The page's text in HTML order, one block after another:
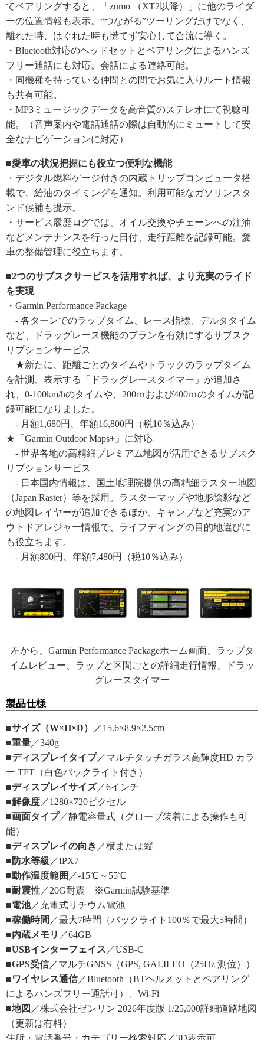
てペアリングすると、「zumo （XT2以降）」に他のライダ
ーの位置情報も表示。“つながる”ツーリングだけでなく、
離れた時、はぐれた時も慌てず安心して合流に導く。
・Bluetooth対応のヘッドセットとペアリングによるハンズ
フリー通話にも対応。会話による連絡可能。
・同機種を持っている仲間との間でお気に入りルート情報
も共有可能。
・MP3ミュージックデータを高音質のステレオにて視聴可
能。（音声案内や電話通話の際は自動的にミュートして安
全なナビゲーションに対応）
■愛車の状況把握にも役立つ便利な機能
・デジタル燃料ゲージ付きの内蔵トリップコンピュータ搭
載で、給油のタイミングを通知。利用可能なガソリンスタ
ンド候補も提示。
・サービス履歴ログでは、オイル交換やチェーンへの注油
などメンテナンスを行った日付、走行距離を記録可能。愛
車の整備管理に役立ちます。
■2つのサブスクサービスを活用すれば、より充実のライド
を実現
・Garmin Performance Package
- 各ターンでのラップタイム、レース指標、デルタタイム
など、ドラッグレース機能のプランを有効にするサブスク
リプションサービス
★新たに、距離ごとのタイムやトラックのラップタイム
を計測、表示する「ドラッグレースタイマー」が追加さ
れ、0-100km/hのタイムや、200ｍおよび400ｍのタイムが記
録可能になりました。
- 月額1,680円、年額16,800円（税10％込み）
★「Garmin Outdoor Maps+」に対応
- 世界各地の高精細プレミアム地図が活用できるサブスク
リプションサービス
- 日本国内情報は、国土地理院提供の高精細ラスター地図
（Japan Raster）等を採用。ラスターマップや地形陰影など
の地図レイヤーが追加できるほか、キャンプなど充実のア
ウトドアレジャー情報で、ライフディングの目的地選びに
も役立ちます。
- 月額800円、年額7,480円（税10％込み）
左から、Garmin Performance Packageホーム画面、ラップタ
イムレビュー、ラップと区間ごとの詳細走行情報、ドラッ
グレースタイマー
製品仕様
■サイズ（W×H×D）
／15.6×8.9×2.5cm
■重量 ／340g
■ディスプレイタイプ／マルチタッチガラス高輝度HD カラ
ー TFT（白色バックライト付き）
■ディスプレイサイズ／6インチ
■解像度 ／1280×720ピクセル
■画面タイプ／静電容量式（グローブ装着による操作も可
能）
■ディスプレイの向き ／横または縦
■防水等級 ／IPX7
■動作温度範囲 ／-15℃～55℃
■耐震性 ／20G耐震 ※Garmin試験基準
■電池／充電式リチウム電池
■稼働時間 ／最大7時間（バックライト100％で最大5時間）
■内蔵メモリ ／64GB
■USBインターフェイス ／USB-C
■GPS受信／マルチGNSS（GPS, GALILEO（25Hz 測位））
■ワイヤレス通信／Bluetooth（BTヘルメットとペアリング
によるハンズフリー通話可）、Wi-Fi
■地図 ／株式会社ゼンリン 2026年度版 1/25,000詳細道路地図
（更新は有料）